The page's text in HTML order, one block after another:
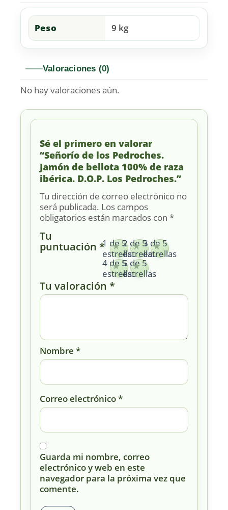
Peso 9 kg
Valoraciones (0)
No hay valoraciones aún.
Sé el primero en valorar
“Señorío de los Pedroches.
Jamón de bellota 100% de raza
ibérica. D.O.P. Los Pedroches.”
Tu dirección de correo electrónico no
será publicada. Los campos
obligatorios están marcados con *
Tu
puntuación *1 de 5
estrellas
2 de 5
estrellas
3 de 5
estrellas
4 de 5
estrellas
5 de 5
estrellas
Tu valoración *
Nombre *
Correo electrónico*
Guarda mi nombre, correo
electrónico y web en este
navegador para la próxima vez que
comente.